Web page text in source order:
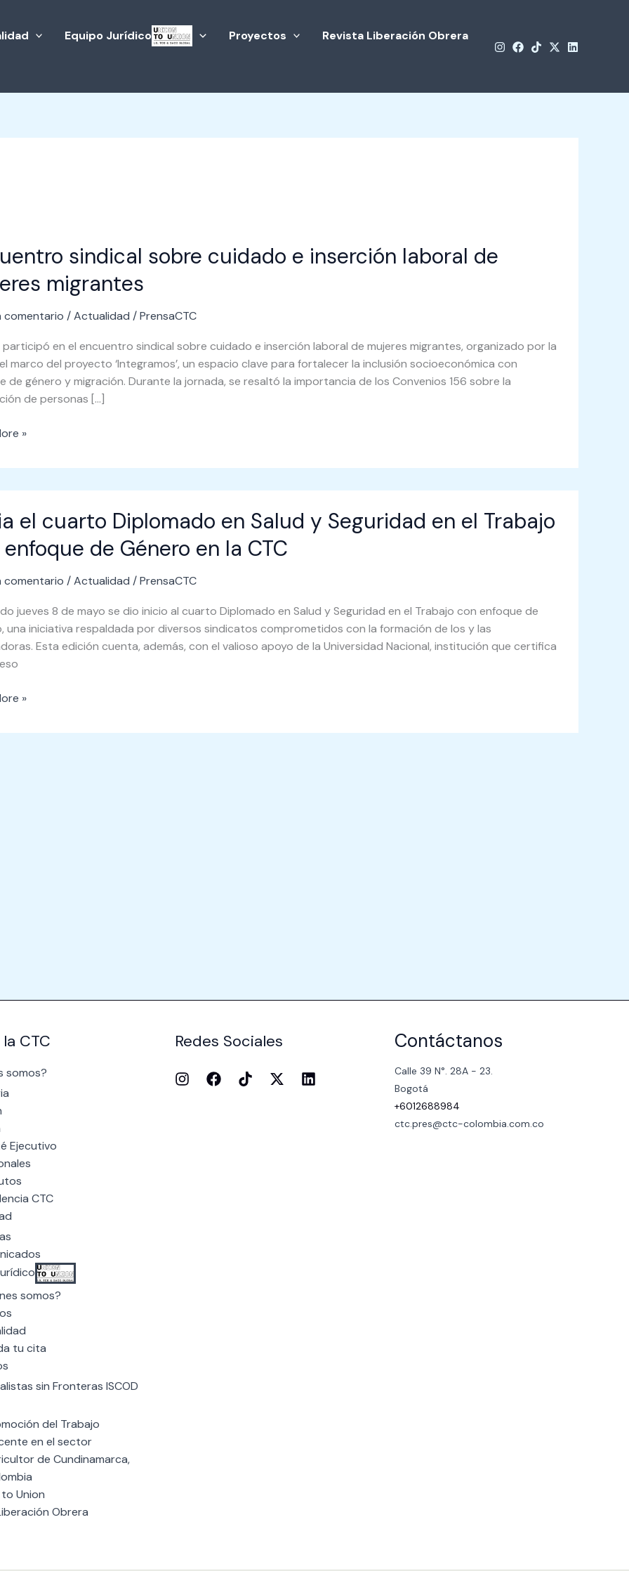
Equipo Jurídico Proyectos
Revista Liberación Obrera
sindical sobre cuidado e inserción laboral de
migrantes
comentario /Actualidad /PrensaCTC
participó en el encuentro sindical sobre cuidado e inserción laboral de mujeres migrantes, organizado por la
marco del proyecto ‘Integramos’, un espacio clave para fortalecer la inclusión socioeconómica con
de género y migración. Durante la jornada, se resaltó la importancia de los Convenios 156 sobre la
de personas […]
»
el cuarto Diplomado en Salud y Seguridad en el Trabajo
de Género en la CTC
comentario /Actualidad /PrensaCTC
jueves 8 de mayo se dio inicio al cuarto Diplomado en Salud y Seguridad en el Trabajo con enfoque de
una iniciativa respaldada por diversos sindicatos comprometidos con la formación de los y las
Esta edición cuenta, además, con el valioso apoyo de la Universidad Nacional, institución que certifica
»
CTC
somos?
Ejecutivo
CTC
somos?
tu cita
sin Fronteras ISCOD
del Trabajo
en el sector
de Cundinamarca,
Union
Obrera
Redes Sociales Contáctanos
Calle 39 N°. 28A - 23.
Bogotá
+6012688984
ctc.pres@ctc-colombia.com.co